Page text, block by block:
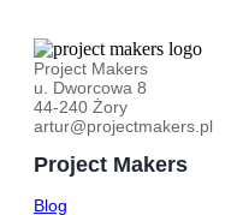
Project Makers
u. Dworcowa 8
44-240 Żory
artur@projectmakers.pl
Project Makers
Blog